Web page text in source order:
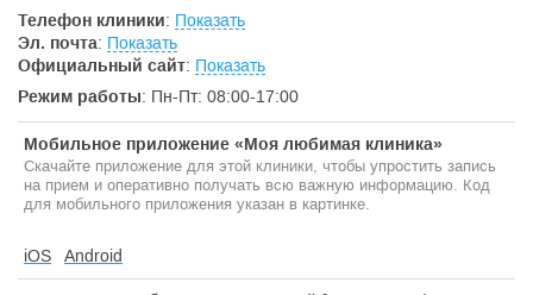
Телефон клиники: Показать
Эл. почта: Показать
Официальный сайт: Показать
Режим работы: Пн-Пт: 08:00-17:00
Мобильное приложение «Моя любимая клиника»
Скачайте приложение для этой клиники, чтобы упростить запись
на прием и оперативно получать всю важную информацию. Код
для мобильного приложения указан в картинке.
iOS Android